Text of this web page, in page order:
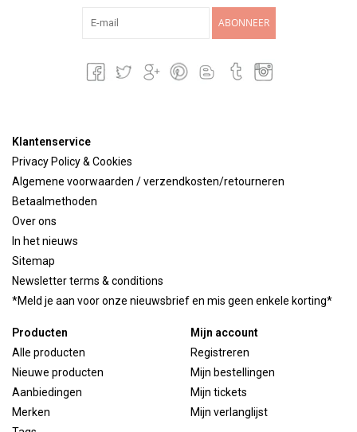
ABONNEER
Klantenservice
Privacy Policy & Cookies
Algemene voorwaarden / verzendkosten/retourneren
Betaalmethoden
Over ons
In het nieuws
Sitemap
Newsletter terms & conditions
*Meld je aan voor onze nieuwsbrief en mis geen enkele korting*
Producten
Alle producten
Nieuwe producten
Aanbiedingen
Merken
Mijn account
Registreren
Mijn bestellingen
Mijn tickets
Mijn verlanglijst